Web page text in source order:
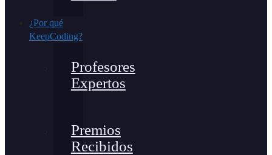
¿Por qué
KeepCoding?
Profesores
Expertos
Premios
Recibidos